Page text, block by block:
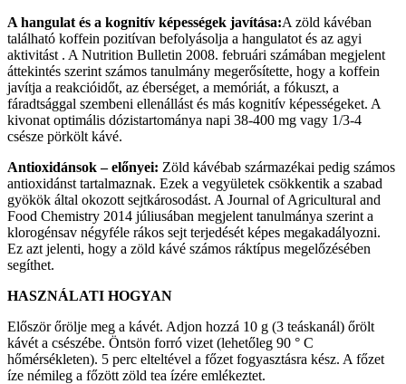
A hangulat és a kognitív képességek javítása:A zöld kávéban
található koffein pozitívan befolyásolja a hangulatot és az agyi
aktivitást . A Nutrition Bulletin 2008. februári számában megjelent
áttekintés szerint számos tanulmány megerősítette, hogy a koffein
javítja a reakcióidőt, az éberséget, a memóriát, a fókuszt, a
fáradtsággal szembeni ellenállást és más kognitív képességeket. A
kivonat optimális dózistartománya napi 38-400 mg vagy 1/3-4
csésze pörkölt kávé.
Antioxidánsok – előnyei: Zöld kávébab származékai pedig számos
antioxidánst tartalmaznak. Ezek a vegyületek csökkentik a szabad
gyökök által okozott sejtkárosodást. A Journal of Agricultural and
Food Chemistry 2014 júliusában megjelent tanulmánya szerint a
klorogénsav négyféle rákos sejt terjedését képes megakadályozni.
Ez azt jelenti, hogy a zöld kávé számos ráktípus megelőzésében
segíthet.
HASZNÁLATI HOGYAN
Először őrölje meg a kávét. Adjon hozzá 10 g (3 teáskanál) őrölt
kávét a csészébe. Öntsön forró vizet (lehetőleg 90 ° C
hőmérsékleten). 5 perc elteltével a főzet fogyasztásra kész. A főzet
íze némileg a főzött zöld tea ízére emlékeztet.